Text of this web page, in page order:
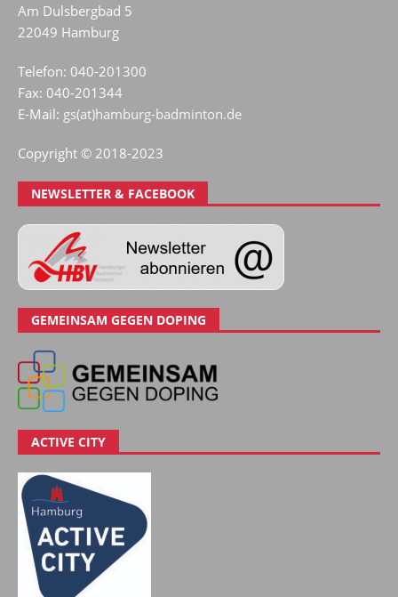
Am Dulsbergbad 5
22049 Hamburg
Telefon: 040-201300
Fax: 040-201344
E-Mail: gs(at)hamburg-badminton.de
Copyright © 2018-2023
NEWSLETTER & FACEBOOK
GEMEINSAM GEGEN DOPING
ACTIVE CITY